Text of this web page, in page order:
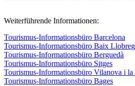
Weiterführende Informationen:
Tourismus-Informationsbüro Barcelona
Tourismus-Informationsbüro Baix
Tourismus-Informationsbüro Berguedà
Tourismus-Informationsbüro Sitges
Tourismus-Informationsbüro Vilanova i la
Tourismus-Informationsbüro Bages